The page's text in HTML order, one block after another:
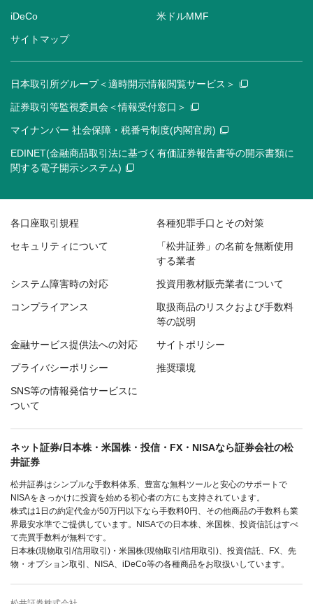
iDeCo 米ドルMMF
サイトマップ
日本取引所グループ＜適時開示情報閲覧サービス＞
証券取引等監視委員会＜情報受付窓口＞
マイナンバー 社会保障・税番号制度(内閣官房)
EDINET(金融商品取引法に基づく有価証券報告書等の開示書類に
関する電子開示システム)
各口座取引規程 各種犯罪手口とその対策
セキュリティについて
「松井証券」の名前を無断使用
する業者
システム障害時の対応 投資用教材販売業者について
コンプライアンス
取扱商品のリスクおよび手数料
等の説明
金融サービス提供法への対応 サイトポリシー
プライバシーポリシー 推奨環境
SNS等の情報発信サービスに
ついて
ネット証券/日本株・米国株・投信・FX・NISAなら証券会社の松
井証券
松井証券はシンプルな手数料体系、豊富な無料ツールと安心のサポートで
NISAをきっかけに投資を始める初心者の方にも支持されています。
株式は1日の約定代金が50万円以下なら手数料0円、その他商品の手数料も業
界最安水準でご提供しています。NISAでの日本株、米国株、投資信託はすべ
て売買手数料が無料です。
日本株(現物取引/信用取引)・米国株(現物取引/信用取引)、投資信託、FX、先
物・オプション取引、NISA、iDeCo等の各種商品をお取扱いしています。